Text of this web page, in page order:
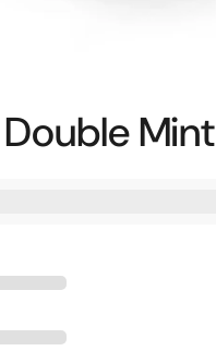
Mint